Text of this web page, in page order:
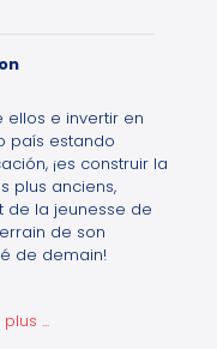
e invertir en
país estando
¡es construir la
plus anciens,
de la jeunesse de
de son
de demain!
...